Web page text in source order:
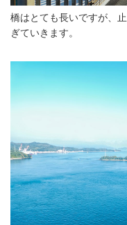
橋はとても長いですが、
ぎていきます。